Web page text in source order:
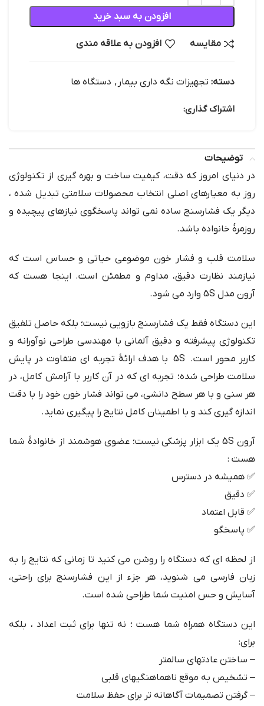
افزودن به سبد خرید
مقایسه افزودن به علاقه مندی
دسته: تجهیزات نگه داری بیمار , دستگاه ها
اشتراک گذاری:
توضیحات
در دنیای امروز که دقت، کیفیت ساخت و بهره گیری از تکنولوژی
روز به معیارهای اصلی انتخاب محصولات سلامتی تبدیل شده ،
دیگر یک فشارسنج ساده نمی تواند پاسخگوی نیازهای پیچیده و
روزمرهٔ خانواده باشد.
سلامت قلب و فشار خون موضوعی حیاتی و حساس است که
نیازمند نظارت دقیق، مداوم و مطمئن است. اینجا هست که
آرون مدل 5S وارد می شود.
این دستگاه فقط یک فشارسنج بازویی نیست؛ بلکه حاصل تلفیق
تکنولوژی پیشرفته و دقیق آلمانی با مهندسی طراحی نوآورانه و
کاربر محور است. 5S با هدف ارائهٔ تجربه ای متفاوت در پایش
سلامت طراحی شده؛ تجربه ای که در آن کاربر با آرامش کامل، در
هر سنی و با هر سطح دانشی، می تواند فشار خون خود را با دقت
اندازه گیری کند و با اطمینان کامل نتایج را پیگیری نماید.
آرون 5S یک ابزار پزشکی نیست؛ عضوی هوشمند از خانوادهٔ شما
هست :
✅ همیشه در دسترس
✅ دقیق
✅ قابل اعتماد
✅ پاسخگو
از لحظه ای که دستگاه را روشن می کنید تا زمانی که نتایج را به
زبان فارسی می شنوید، هر جزء از این فشارسنج برای راحتی،
آسایش و حس امنیت شما طراحی شده است.
این دستگاه همراه شما هست ؛ نه تنها برای ثبت اعداد ، بلکه
برای:
– ساختن عادتهای سالمتر
– تشخیص به موقع ناهماهنگیهای قلبی
– گرفتن تصمیمات آگاهانه تر برای حفظ سلامت